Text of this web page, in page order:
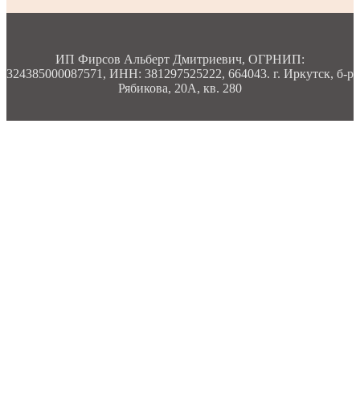
ИП Фирсов Альберт Дмитриевич, ОГРНИП:
324385000087571, ИНН: 381297525222, 664043. г. Иркутск, б-р
Рябикова, 20А, кв. 280